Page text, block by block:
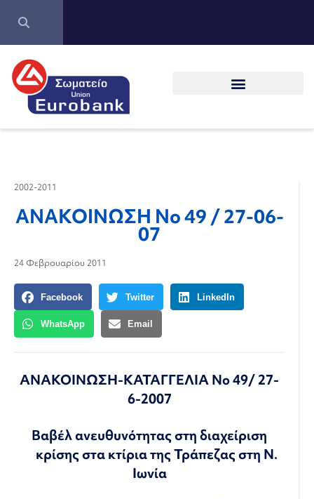
2002-2011
ΑΝΑΚΟΙΝΩΣΗ Νο 49 / 27-06-
07
24 Φεβρουαρίου 2011
Facebook Twitter LinkedIn
WhatsApp Email
ΑΝΑΚΟΙΝΩΣΗ-ΚΑΤΑΓΓΕΛΙΑ Νο 49/ 27-
6-2007
Βαβέλ ανευθυνότητας στη διαχείριση
κρίσης στα κτίρια της Τράπεζας στη Ν.
Ιωνία